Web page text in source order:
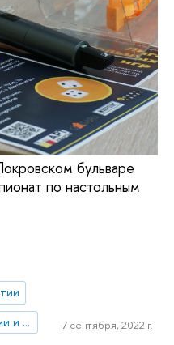
бульваре
по настольным
Отдел по работе со студентами и выпускниками
7 сентября, 2022 г.